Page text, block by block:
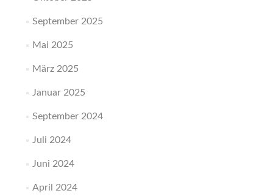
September 2025
Mai 2025
März 2025
Januar 2025
September 2024
Juli 2024
Juni 2024
April 2024